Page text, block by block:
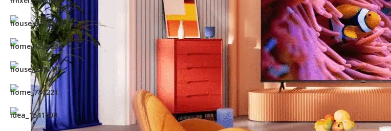
nezaboravnim.
Počastite se najboljim u vizualnoj tehnologiji i pretvorite svoju dnevnu sobu u
je svaki trenutak praznik za oči.
Direct Full Array
Direct Full Array LED zaslon, dizajniran za pružanje istinski impresivnog iskustva
Za razliku od tradicionalnih LED zaslona koji se oslanjaju na rubno osvjetljenje, ova
raspoređuje svjetlost preko cijelog zaslona, ​​osiguravajući da svaki piksel precizno svijetli.